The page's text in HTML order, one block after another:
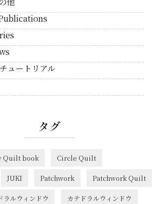
ュートリアル
タグ
Quilt book Circle Quilt
JUKI Patchwork Patchwork Quilt
ルウィンドウ カテドラルウィンドウ